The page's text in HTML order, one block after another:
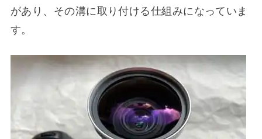
があり、その溝に取り付ける仕組みになっていま
す。